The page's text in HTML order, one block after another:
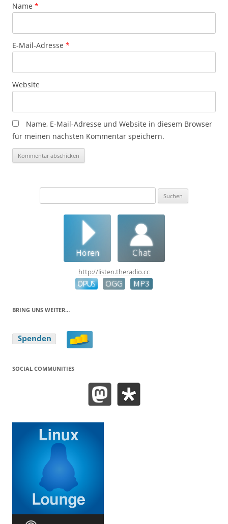
Name *
E-Mail-Adresse *
Website
Name, E-Mail-Adresse und Website in diesem Browser
für meinen nächsten Kommentar speichern.
http://listen.theradio.cc
BRING UNS WEITER…
SOCIAL COMMUNITIES